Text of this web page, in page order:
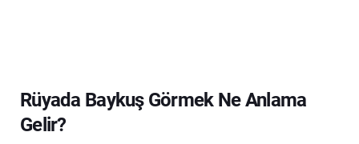
Rüyada Baykuş Görmek Ne Anlama
Gelir?